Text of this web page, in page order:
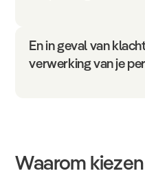
En in geval van
verwerking van je
Waarom